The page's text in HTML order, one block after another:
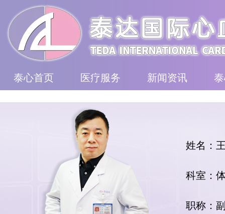
泰心首页 医疗服务 新闻资讯
姓名：
科室：
职称：